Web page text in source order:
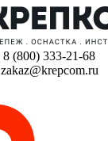
8 (800) 333-21-68
zakaz@krepcom.ru